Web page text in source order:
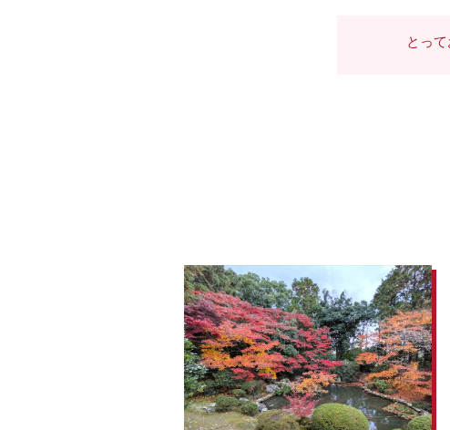
とっ